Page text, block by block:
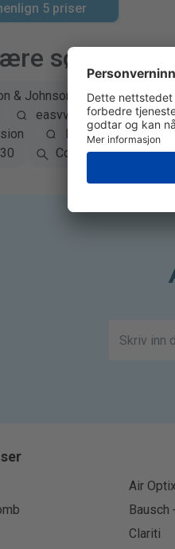
5 priser
søk
& Johnson Alcon
easyvision EyeQ
Precision1
Colored
Air Optix
Bausch
Clariti